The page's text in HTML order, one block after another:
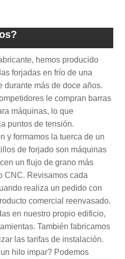
hemos producido
forjadas en frío de una
durante más de doce años.
le compran barras
máquinas, lo que
puntos de tensión.
y formamos la tuerca de un
de forjado son máquinas
un flujo de grano más
CNC. Revisamos cada
realiza un pedido con
comercial reenvasado.
en nuestro propio edificio,
También fabricamos
las tarifas de instalación.
hilo impar? Podemos